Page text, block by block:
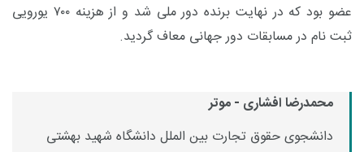
عضو بود که در نهایت برنده دور ملی شد و از هزینه ۷۰۰ یورویی
ثبت نام در مسابقات دور جهانی معاف گردید.
محمدرضا افشاری - موتر
دانشجوی حقوق تجارت بین الملل دانشگاه شهید بهشتی